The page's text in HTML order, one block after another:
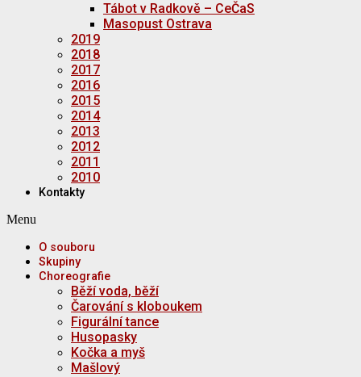
Tábot v Radkově – CeČaS
Masopust Ostrava
2019
2018
2017
2016
2015
2014
2013
2012
2011
2010
Kontakty
Menu
O souboru
Skupiny
Choreografie
Běží voda, běží
Čarování s kloboukem
Figurální tance
Husopasky
Kočka a myš
Mašlový